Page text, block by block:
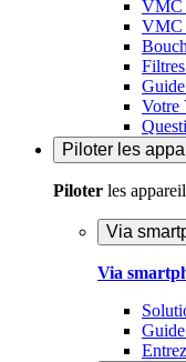
VMC
VMC
Votre
Piloter les
Piloter les
Via
Via